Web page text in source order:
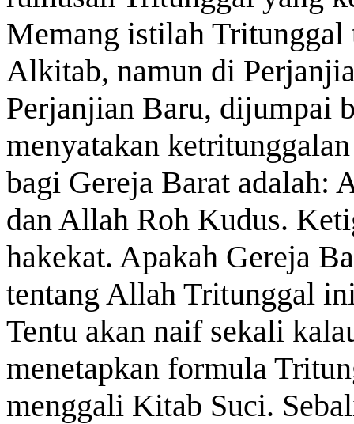
Memang istilah Tritunggal
Alkitab, namun di
Perjanjian Baru, dijumpai
menyatakan
bagi Gereja Barat adalah:
dan Allah Roh Kudus.
hakekat. Apakah Gereja
tentang Allah Tritunggal
Tentu akan naif sekali
menetapkan formula
menggali Kitab Suci.